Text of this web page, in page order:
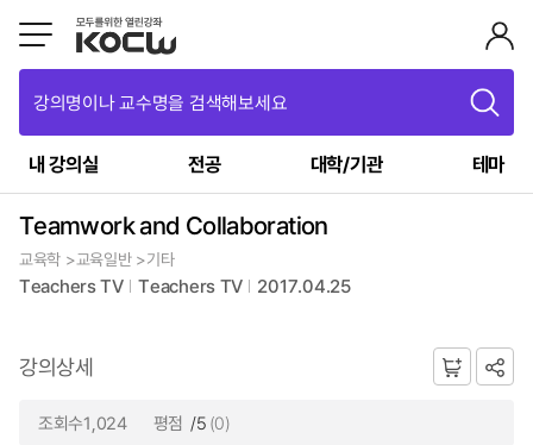
강의명이나 교수명을 검색해보세요
내 강의실 전공 대학/기관 테마
Teamwork and Collaboration
교육학 >교육일반 >기타
Teachers TV Teachers TV 2017.04.25
강의상세
조회수1,024 평점 /5 (0)